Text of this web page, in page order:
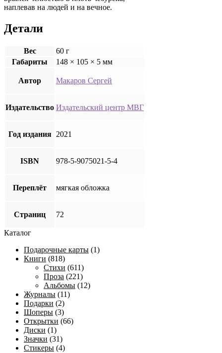
наплевав на людей и на вечное.
Детали
Вес
60 г
Габариты
148 × 105 × 5 мм
Автор Макаров Сергей
Издательство Издательский центр МВГ
Год издания 2021
ISBN 978-5-9075021-5-4
Переплёт мягкая обложка
Страниц 72
Каталог
Подарочные карты (1)
Книги (818)
Стихи (611)
Проза (221)
Альбомы (12)
Журналы (11)
Подарки (2)
Шоперы (3)
Открытки (66)
Диски (1)
Значки (31)
Стикеры (4)